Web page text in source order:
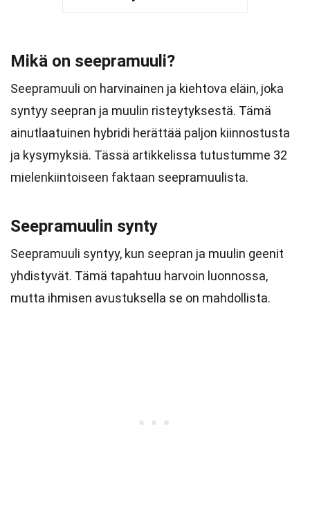
Mikä on seepramuuli?
Seepramuuli on harvinainen ja kiehtova eläin, joka
syntyy seepran ja muulin risteytyksestä. Tämä
ainutlaatuinen hybridi herättää paljon kiinnostusta
ja kysymyksiä. Tässä artikkelissa tutustumme 32
mielenkiintoiseen faktaan seepramuulista.
Seepramuulin synty
Seepramuuli syntyy, kun seepran ja muulin geenit
yhdistyvät. Tämä tapahtuu harvoin luonnossa,
mutta ihmisen avustuksella se on mahdollista.